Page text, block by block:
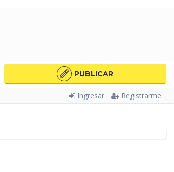
PUBLICAR
Ingresar Registrarme